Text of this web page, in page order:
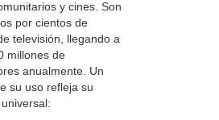
y cines. Son
por cientos de
televisión, llegando a
millones de
anualmente. Un
su uso refleja su